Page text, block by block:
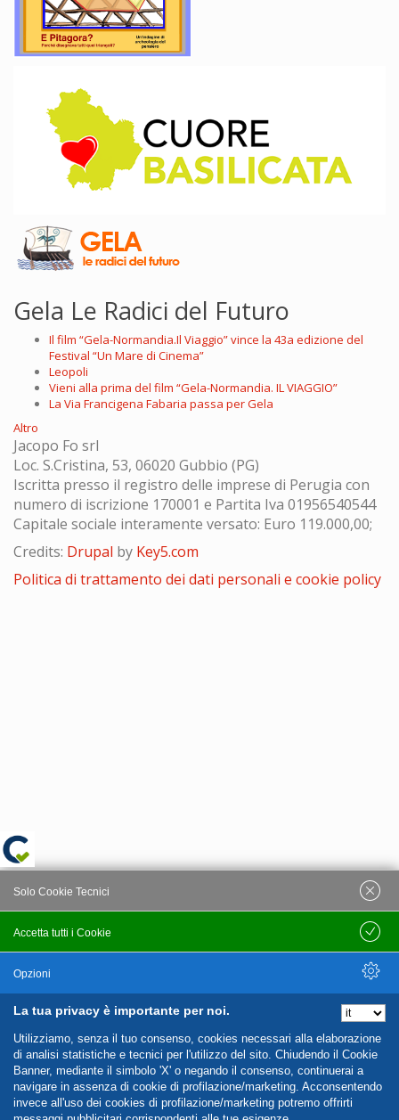
Gela Le Radici del Futuro
Il film “Gela-Normandia.Il Viaggio” vince la 43a edizione del
Festival “Un Mare di Cinema”
Leopoli
Vieni alla prima del film “Gela-Normandia. IL VIAGGIO”
La Via Francigena Fabaria passa per Gela
Altro
Jacopo Fo srl
Loc. S.Cristina, 53, 06020 Gubbio (PG)
Iscritta presso il registro delle imprese di Perugia con
numero di iscrizione 170001 e Partita Iva 01956540544
Capitale sociale interamente versato: Euro 119.000,00;
Credits: Drupal by Key5.com
Politica di trattamento dei dati personali e cookie policy
La tua privacy è importante per noi.
Utilizziamo, senza il tuo consenso, cookies necessari alla elaborazione
di analisi statistiche e tecnici per l'utilizzo del sito. Chiudendo il Cookie
Banner, mediante il simbolo 'X' o negando il consenso, continuerai a
navigare in assenza di cookie di profilazione/marketing. Acconsentendo
invece all'uso dei cookies di profilazione/marketing potremo offrirti
Accetta tutti i Cookie
Solo Cookie Tecnici
Salva
Opzioni
Nascondi Opzioni